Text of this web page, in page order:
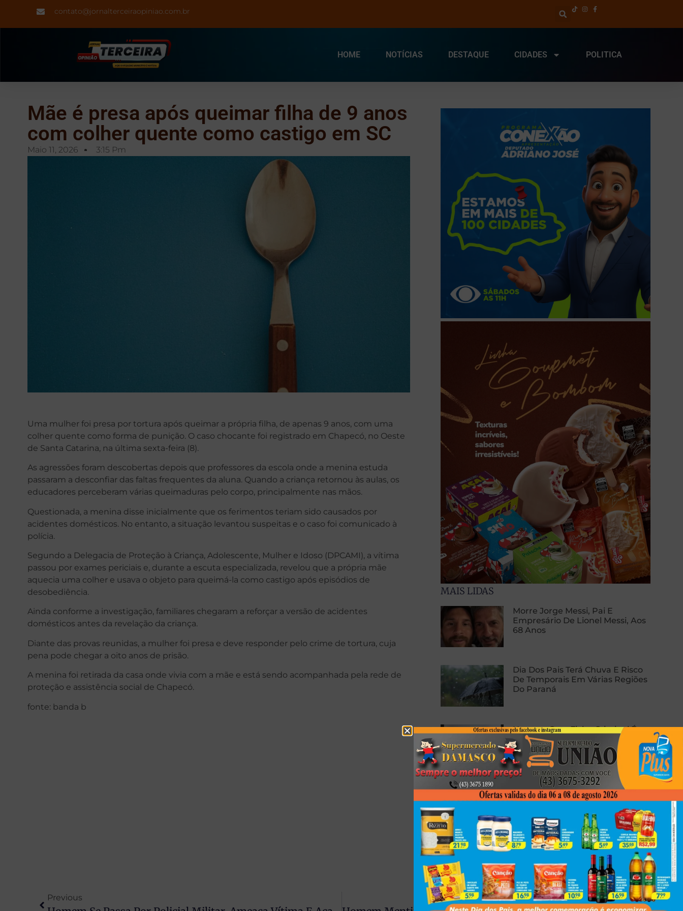
contato@jornalterceiraopiniao.com.br
HOME NOTÍCIAS DESTAQUE CIDADES POLITICA
Mãe é presa após queimar filha de 9 anos
com colher quente como castigo em SC
Maio 11, 2026 3:15 Pm
Uma mulher foi presa por tortura após queimar a própria filha, de apenas 9 anos, com uma
colher quente como forma de punição. O caso chocante foi registrado em Chapecó, no Oeste
de Santa Catarina, na última sexta-feira (8).
As agressões foram descobertas depois que professores da escola onde a menina estuda
passaram a desconfiar das faltas frequentes da aluna. Quando a criança retornou às aulas, os
educadores perceberam várias queimaduras pelo corpo, principalmente nas mãos.
Questionada, a menina disse inicialmente que os ferimentos teriam sido causados por
acidentes domésticos. No entanto, a situação levantou suspeitas e o caso foi comunicado à
polícia.
Segundo a Delegacia de Proteção à Criança, Adolescente, Mulher e Idoso (DPCAMI), a vítima
passou por exames periciais e, durante a escuta especializada, revelou que a própria mãe
aquecia uma colher e usava o objeto para queimá-la como castigo após episódios de
desobediência.
Ainda conforme a investigação, familiares chegaram a reforçar a versão de acidentes
domésticos antes da revelação da criança.
Diante das provas reunidas, a mulher foi presa e deve responder pelo crime de tortura, cuja
pena pode chegar a oito anos de prisão.
A menina foi retirada da casa onde vivia com a mãe e está sendo acompanhada pela rede de
proteção e assistência social de Chapecó.
fonte: banda b
MAIS LIDAS
Morre Jorge Messi, Pai E
Empresário De Lionel Messi, Aos
68 Anos
Dia Dos Pais Terá Chuva E Risco
De Temporais Em Várias Regiões
Do Paraná
Homem Com Ficha Criminal É
Preso Com Revólver Carregado
Em Presidente Prudente
Carro E Caminhão Batem Na PR-
463, Em Colorado, E Motorista
Previous Next